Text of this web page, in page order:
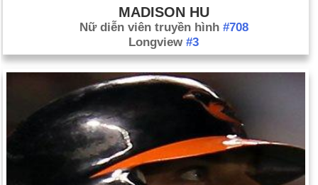
MADISON HU
Nữ diễn viên truyền hình #708
Longview #3